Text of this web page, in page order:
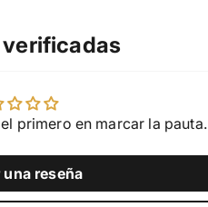
verificadas
primero en marcar la pauta.
reseña